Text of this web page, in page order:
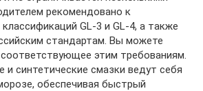
рекомендовано к
GL-3 и GL-4, а также
стандартам. Вы можете
этим требованиям.
и синтетические смазки ведут себя
обеспечивая быстрый